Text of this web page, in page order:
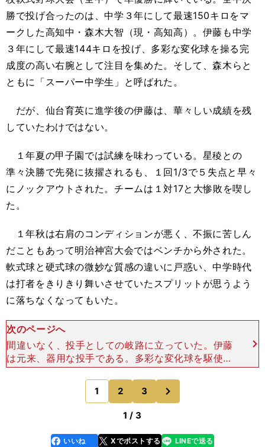
勝で投げ合ったのは、中学３年にして最速150キロをマ
ークした高知中・森木大智（現・高知高）。伊藤も中学
３年にして最速144キロを投げ、多彩な変化球を操る完
成度の高い右腕として注目を集めた。そして、森木らと
ともに「スーパー中学生」と呼ばれた。
だが、仙台育英に進学後の伊藤は、華々しい成績を残
していたわけではない。
１年夏の甲子園では試練を味わっている。星稜との
準々決勝で先発に抜擢されるも、１回1/3で５失点と早々
にノックアウトされた。チームは１対17と大惨敗を喫し
た。
１年秋は右肩のコンディションが悪く、不振に苦しん
だこともあって明治神宮大会ではベンチから外された。
軟式球と硬式球の微妙な質感の違いに戸惑い、中学時代
は打者をきりきり舞いさせていたスプリットが思うよう
に落ちなくなってもいた。
次のページへ
間違いなく、投手としての岐路に立っていた。伊藤
は元来、器用な投手である。多彩な変化球を駆使し
て、打たせて取る投球を極めようと思えばできたか
もしれない。きっと「まとまった投手」として活躍
し、高い評価を受
1 2 3
1 / 3
faceboo
k
いいね Xでポストする
line LINEで送る